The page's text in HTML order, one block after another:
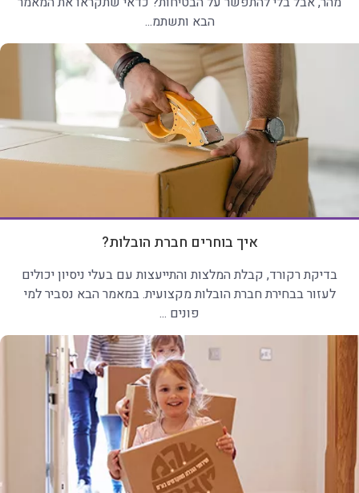
הבא ותשתמ...
איך בוחרים חברת הובלות?
בדיקת רקורד, קבלת המלצות והתייעצות עם בעלי ניסיון יכולים
לעזור בבחירת חברת הובלות מקצועית. במאמר הבא נסביר למי
פונים ...